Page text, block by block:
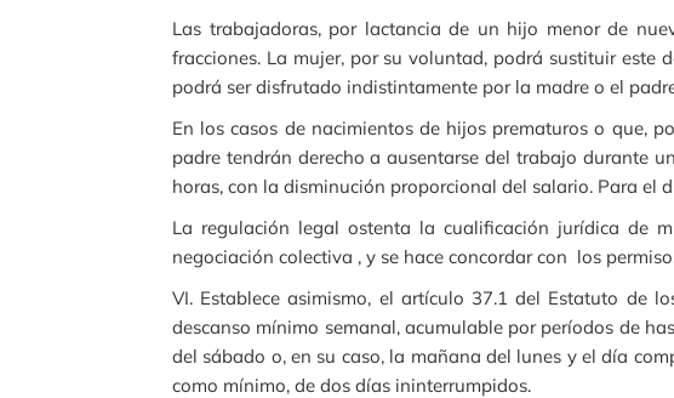
Las trabajadoras, por lactancia de un hijo menor de
fracciones. La mujer, por su voluntad, podrá sustituir este
podrá ser disfrutado indistintamente por la madre o el
En los casos de nacimientos de hijos prematuros o que,
padre tendrán derecho a ausentarse del trabajo durante
horas, con la disminución proporcional del salario. Para el
La regulación legal ostenta la cualificación jurídica de
negociación colectiva , y se hace concordar con los
VI. Establece asimismo, el artículo 37.1 del Estatuto de
descanso mínimo semanal, acumulable por períodos de
del sábado o, en su caso, la mañana del lunes y el día
como mínimo, de dos días ininterrumpidos.